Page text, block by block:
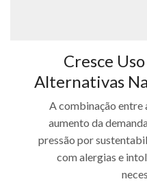
Cresce
Alternativas
A combinação entre
aumento da
pressão por
com alergias e